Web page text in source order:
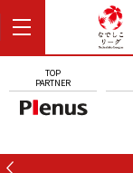
TOP
PARTNER